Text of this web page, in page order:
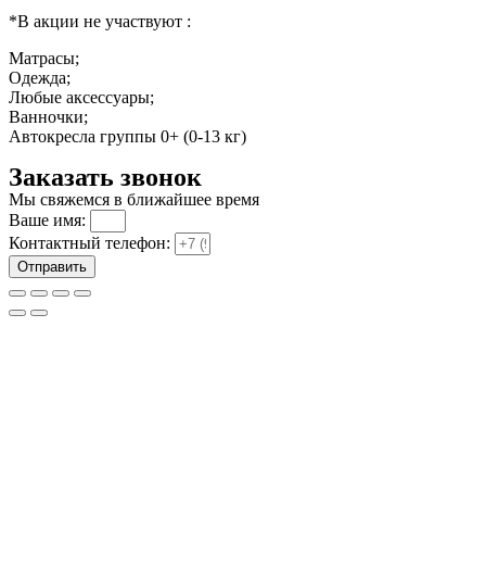
*В акции не участвуют :
Матрасы;
Одежда;
Любые аксессуары;
Ванночки;
Автокресла группы 0+ (0-13 кг)
Заказать звонок
Мы свяжемся в ближайшее время
Ваше имя:
Контактный телефон:
Отправить